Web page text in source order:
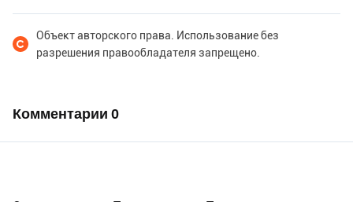
Объект авторского права. Использование без
разрешения правообладателя запрещено.
Комментарии 0